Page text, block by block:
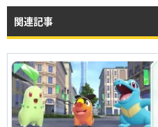
関連記事